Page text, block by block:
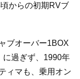
からの初期RVブ
ブオーバー1BOX
に過ぎず、1990年
ィマも、乗用オン